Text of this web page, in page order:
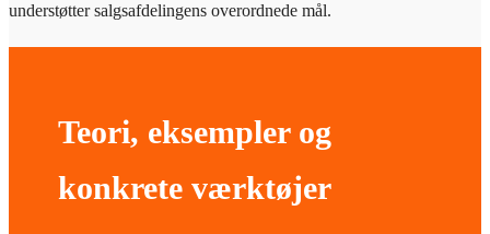
understøtter salgsafdelingens overordnede mål.
Teori, eksempler og
konkrete værktøjer